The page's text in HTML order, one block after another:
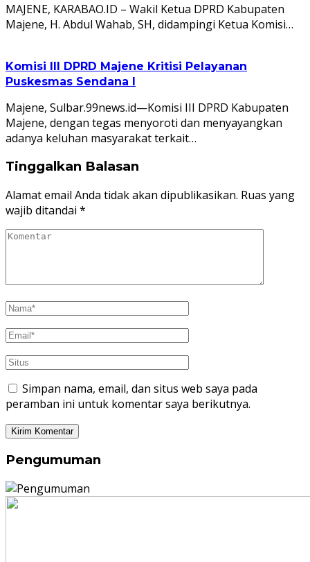
MAJENE, KARABAO.ID – Wakil Ketua DPRD Kabupaten
Majene, H. Abdul Wahab, SH, didampingi Ketua Komisi…
Komisi III DPRD Majene Kritisi Pelayanan
Puskesmas Sendana I
Majene, Sulbar.99news.id—Komisi III DPRD Kabupaten
Majene, dengan tegas menyoroti dan menyayangkan
adanya keluhan masyarakat terkait…
Tinggalkan Balasan
Alamat email Anda tidak akan dipublikasikan. Ruas yang
wajib ditandai *
Simpan nama, email, dan situs web saya pada
peramban ini untuk komentar saya berikutnya.
Pengumuman